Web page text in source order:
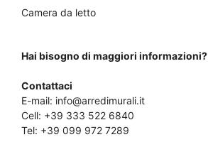
Camera da letto
Hai bisogno di maggiori informazioni?
Contattaci
E-mail: info@arredimurali.it
Cell: +39 333 522 6840
Tel: +39 099 972 7289